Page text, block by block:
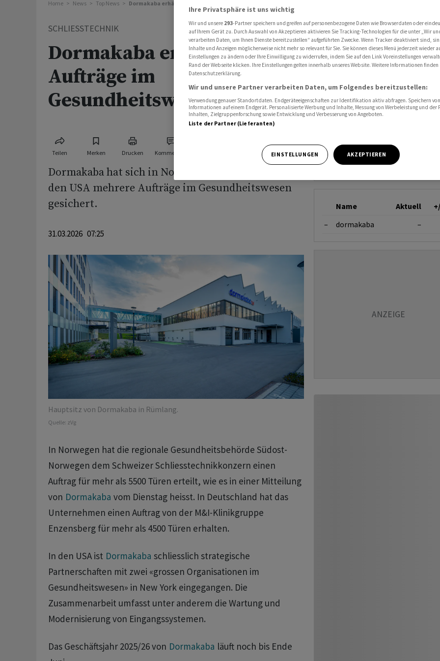
Home News Top News Dormakaba erhält mehrere Aufträge im Gesundheitswesen
SCHLIESSTECHNIK
Dormakaba erhält mehrere
Aufträge im
Gesundheitswesen
Teilen Merken Drucken Kommentare
Dormakaba hat sich in Norwegen, Deutschland und
den USA mehrere Aufträge im Gesundheitswesen
gesichert.
31.03.2026 07:25
Hauptsitz von Dormakaba in Rümlang.
Quelle: zVg
In Norwegen hat die regionale Gesundheitsbehörde Südost-
Norwegen dem Schweizer Schliesstechnikkonzern einen
Auftrag für mehr als 5500 Türen erteilt, wie es in einer Mitteilung
von Dormakaba vom Dienstag heisst. In Deutschland hat das
Unternehmen einen Auftrag von der M&I-Klinikgruppe
Enzensberg für mehr als 4500 Türen erhalten.
In den USA ist Dormakaba schliesslich strategische
Partnerschaften mit zwei «grossen Organisationen im
Gesundheitswesen» in New York eingegangen. Die
Zusammenarbeit umfasst unter anderem die Wartung und
Modernisierung von Eingangssystemen.
Das Geschäftsjahr 2025/26 von Dormakaba läuft noch bis Ende
Name Aktuell
–
dormakaba –
Ihre Privatsphäre ist uns wichtig
Wir und unsere 293-Partner speichern und greifen auf personenbezogene Daten wie Browserdaten oder
auf Ihrem Gerät zu. Durch Auswahl von Akzeptieren aktivieren Sie Tracking-Technologien für die unter „Wir
verarbeiten Daten, um Ihnen Dienste bereitzustellen“ aufgeführten Zwecke. Wenn Tracker deaktiviert sind,
Inhalte und Anzeigen möglicherweise nicht mehr so relevant für Sie. Sie können dieses Menü jederzeit wieder
Einstellungen zu ändern oder Ihre Einwilligung zu widerrufen, indem Sie auf den Link Voreinstellungen
Rand der Webseite klicken. Ihre Einstellungen gelten innerhalb unseres Website. Weitere Informationen finden
Datenschutzerklärung.
Wir und unsere Partner verarbeiten Daten, um Folgendes bereitzustellen:
Verwendung genauer Standortdaten. Endgeräteeigenschaften zur Identifikation aktiv abfragen. Speichern
Informationen auf einem Endgerät. Personalisierte Werbung und Inhalte, Messung von Werbeleistung und der
Inhalten, Zielgruppenforschung sowie Entwicklung und Verbesserung von Angeboten.
Liste der Partner (Lieferanten)
EINSTELLUNGEN AKZEPTIEREN